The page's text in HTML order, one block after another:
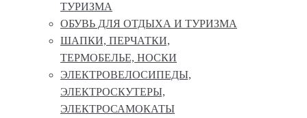
ТУРИЗМА
ОБУВЬ ДЛЯ ОТДЫХА И ТУРИЗМА
ШАПКИ, ПЕРЧАТКИ,
ТЕРМОБЕЛЬЕ, НОСКИ
ЭЛЕКТРОВЕЛОСИПЕДЫ,
ЭЛЕКТРОСКУТЕРЫ,
ЭЛЕКТРОСАМОКАТЫ